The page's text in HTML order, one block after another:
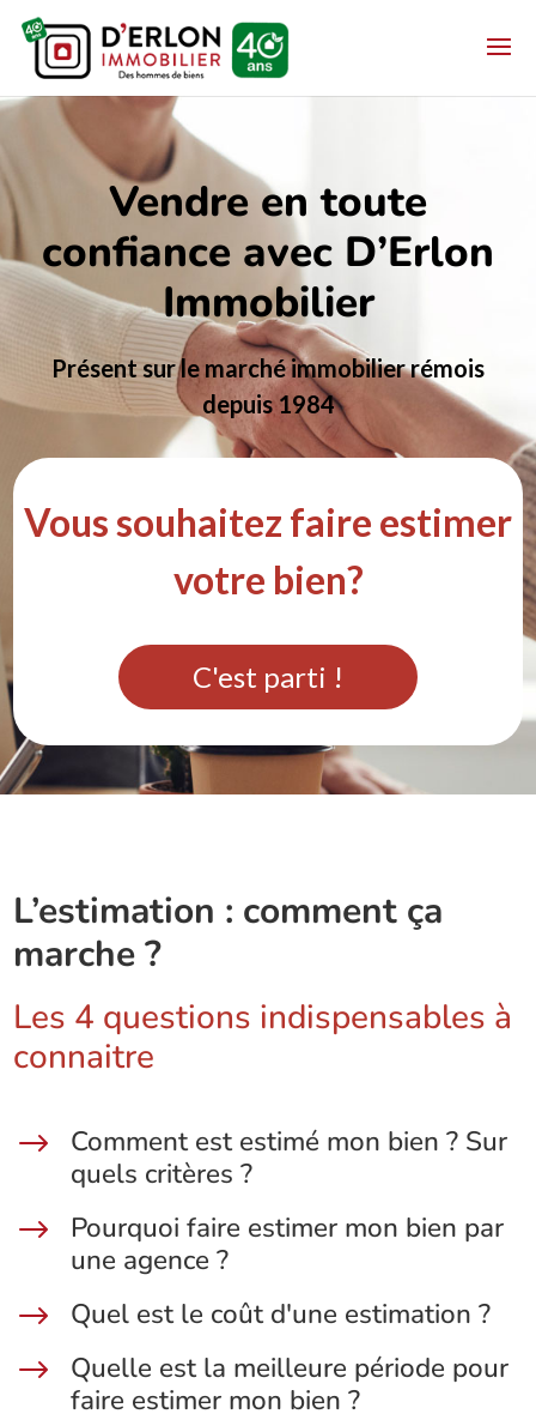
Vendre en toute
confiance avec D’Erlon
Immobilier
Présent sur le marché immobilier rémois
depuis 1984
Vous souhaitez faire estimer
votre bien?
C'est parti !
L’estimation : comment ça
marche ?
Les 4 questions indispensables à
connaitre
$
Comment est estimé mon bien ? Sur
quels critères ?
$
Pourquoi faire estimer mon bien par
une agence ?
$ Quel est le coût d'une estimation ?
$
Quelle est la meilleure période pour
faire estimer mon bien ?